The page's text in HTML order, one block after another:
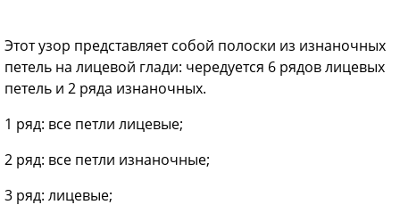
Этот узор представляет собой полоски из изнаночных
петель на лицевой глади: чередуется 6 рядов лицевых
петель и 2 ряда изнаночных.
1 ряд: все петли лицевые;
2 ряд: все петли изнаночные;
3 ряд: лицевые;